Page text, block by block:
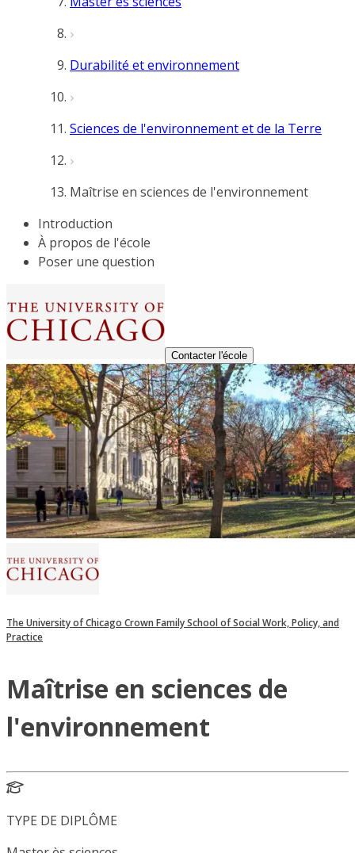
Durabilité et environnement
Sciences de l'environnement et de la Terre
Maîtrise en sciences de l'environnement
Introduction
À propos de l'école
Poser une question
Contacter l'école
The University of Chicago Crown Family School of Social Work, Policy, and
Practice
Maîtrise en sciences de
l'environnement
TYPE DE DIPLÔME